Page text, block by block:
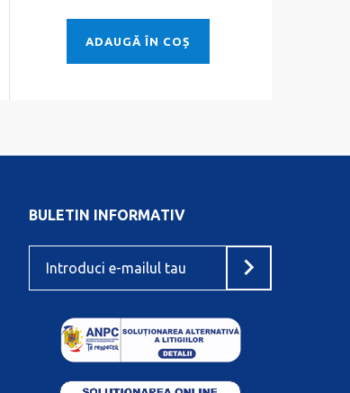
ADAUGĂ ÎN COȘ
BULETIN INFORMATIV